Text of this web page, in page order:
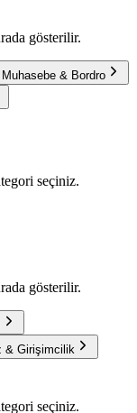
gösterilir.
Muhasebe & Bordro
seçiniz.
gösterilir.
& Girişimcilik
seçiniz.